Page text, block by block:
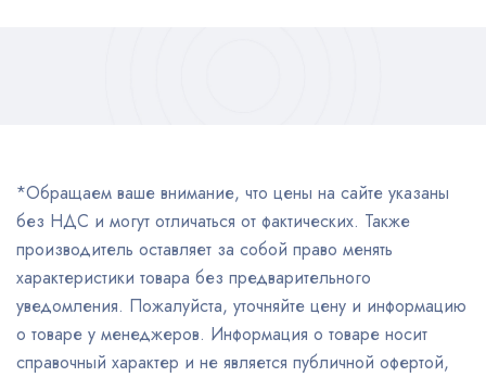
*Обращаем ваше внимание, что цены на сайте указаны
без НДС и могут отличаться от фактических. Также
производитель оставляет за собой право менять
характеристики товара без предварительного
уведомления. Пожалуйста, уточняйте цену и информацию
о товаре у менеджеров. Информация о товаре носит
справочный характер и не является публичной офертой,